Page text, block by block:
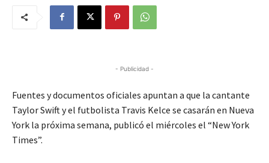
- Publicidad -
Fuentes y documentos oficiales apuntan a que la cantante
Taylor Swift y el futbolista Travis Kelce ‌se casarán en Nueva
York la próxima semana, publicó el miércoles el “New York
‌Times”.